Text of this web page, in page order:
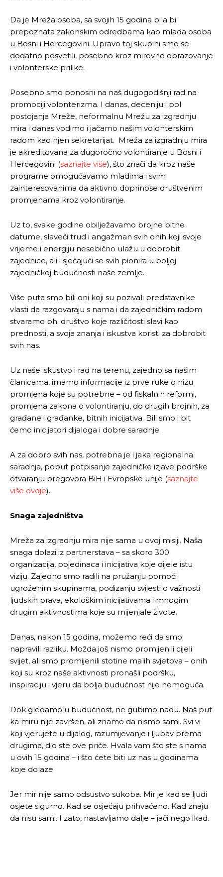
Da je Mreža osoba, sa svojih 15 godina bila bi
prepoznata zakonskim odredbama kao mlada osoba
u Bosni i Hercegovini. Upravo toj skupini smo se
dodatno posvetili, posebno kroz mirovno obrazovanje
i volonterske prilike.
Posebno smo ponosni na naš dugogodišnji rad na
promociji volonterizma. I danas, deceniju i pol
postojanja Mreže, neformalnu Mrežu za izgradnju
mira i danas vodimo i jačamo našim volonterskim
radom kao njen sekretarijat. Mreža za izgradnju mira
je akreditovana za dugoročno volontiranje u Bosni i
Hercegovini (saznajte više), što znači da kroz naše
programe omogućavamo mladima i svim
zainteresovanima da aktivno doprinose društvenim
promjenama kroz volontiranje.
Uz to, svake godine obilježavamo brojne bitne
datume, slaveći trud i angažman svih onih koji svoje
vrijeme i energiju nesebično ulažu u dobrobit
zajednice, ali i sjećajući se svih pionira u boljoj
zajedničkoj budućnosti naše zemlje.
Više puta smo bili oni koji su pozivali predstavnike
vlasti da razgovaraju s nama i da zajedničkim radom
stvaramo bh. društvo koje različitosti slavi kao
prednosti, a svoja znanja i iskustva koristi za dobrobit
svih nas.
Uz naše iskustvo i rad na terenu, zajedno sa našim
članicama, imamo informacije iz prve ruke o nizu
promjena koje su potrebne – od fiskalnih reformi,
promjena zakona o volontiranju, do drugih brojnih, za
građane i građanke, bitnih inicijativa. Bili smo i bit
ćemo inicijatori dijaloga i dobre saradnje.
A za dobro svih nas, potrebna je i jaka regionalna
saradnja, poput potpisanje zajedničke izjave podrške
otvaranju pregovora BiH i Evropske unije (saznajte
više ovdje).
Snaga zajedništva
Mreža za izgradnju mira nije sama u ovoj misiji. Naša
snaga dolazi iz partnerstava – sa skoro 300
organizacija, pojedinaca i inicijativa koje dijele istu
viziju. Zajedno smo radili na pružanju pomoći
ugroženim skupinama, podizanju svijesti o važnosti
ljudskih prava, ekološkim inicijativama i mnogim
drugim aktivnostima koje su mijenjale živote.
Danas, nakon 15 godina, možemo reći da smo
napravili razliku. Možda još nismo promijenili cijeli
svijet, ali smo promijenili stotine malih svjetova – onih
koji su kroz naše aktivnosti pronašli podršku,
inspiraciju i vjeru da bolja budućnost nije nemoguća.
Dok gledamo u budućnost, ne gubimo nadu. Naš put
ka miru nije završen, ali znamo da nismo sami. Svi vi
koji vjerujete u dijalog, razumijevanje i ljubav prema
drugima, dio ste ove priče. Hvala vam što ste s nama
u ovih 15 godina – i što ćete biti uz nas u godinama
koje dolaze.
Jer mir nije samo odsustvo sukoba. Mir je kad se ljudi
osjete sigurno. Kad se osjećaju prihvaćeno. Kad znaju
da nisu sami. I zato, nastavljamo dalje – jači nego ikad.